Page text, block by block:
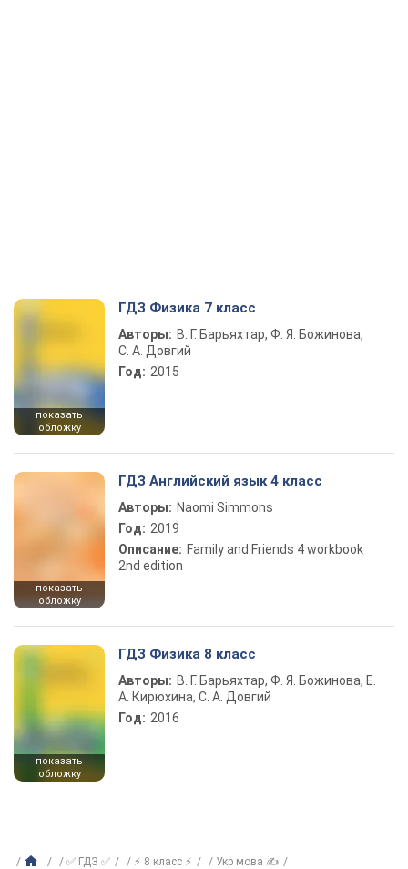
показать
обложку
ГДЗ Физика 7 класс
Авторы: В. Г. Барьяхтар, Ф. Я. Божинова,
С. А. Довгий
Год: 2015
показать
обложку
ГДЗ Английский язык 4 класс
Авторы: Naomi Simmons
Год: 2019
Описание: Family and Friends 4 workbook
2nd edition
показать
обложку
ГДЗ Физика 8 класс
Авторы: В. Г. Барьяхтар, Ф. Я. Божинова, Е.
А. Кирюхина, С. А. Довгий
Год: 2016
✅ ГДЗ ✅ ⚡ 8 класс ⚡
Укр мова ✍